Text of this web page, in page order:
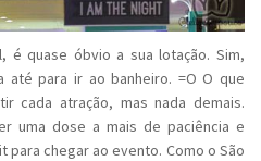
é quase óbvio a sua lotação. Sim,
para ir ao banheiro. =O O que
cada atração, mas nada demais.
uma dose a mais de paciência e
para chegar ao evento. Como o São